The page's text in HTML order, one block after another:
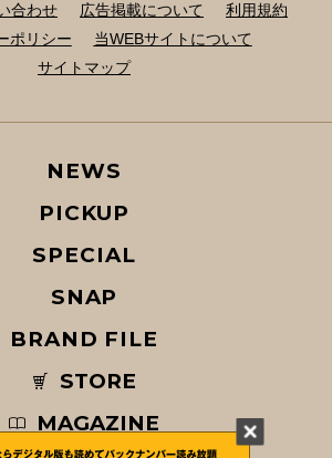
合わせ 広告掲載について
利用規約
ポリシー
当WEBサイトについて
サイトマップ
NEWS
PICKUP
SPECIAL
SNAP
BRAND FILE
STORE
MAGAZINE